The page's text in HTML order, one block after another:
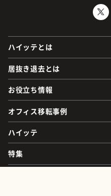
ハイッテとは
居抜き退去とは
お役立ち情報
オフィス移転事例
ハイッテ
特集